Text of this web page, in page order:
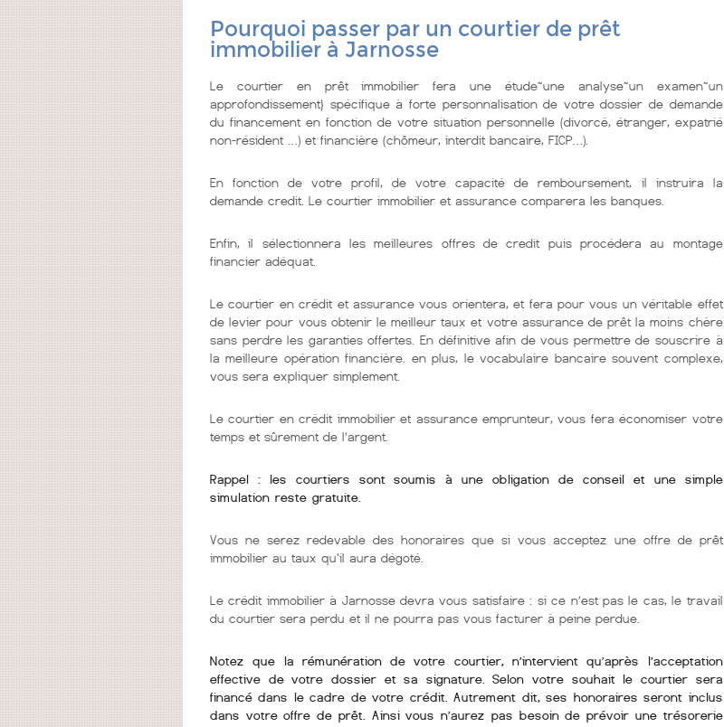
Pourquoi passer par un courtier de prêt
immobilier à Jarnosse
Le courtier en prêt immobilier fera une étude~une analyse~un examen~un
approfondissement} spécifique à forte personnalisation de votre dossier de demande
du financement en fonction de votre situation personnelle (divorcé, étranger, expatrié
non-résident …) et financière (chômeur, interdit bancaire, FICP…).
En fonction de votre profil, de votre capacité de remboursement, il instruira la
demande credit. Le courtier immobilier et assurance comparera les banques.
Enfin, il sélectionnera les meilleures offres de credit puis procédera au montage
financier adéquat.
Le courtier en crédit et assurance vous orientera, et fera pour vous un véritable effet
de levier pour vous obtenir le meilleur taux et votre assurance de prêt la moins chère
sans perdre les garanties offertes. En définitive afin de vous permettre de souscrire à
la meilleure opération financière. en plus, le vocabulaire bancaire souvent complexe,
vous sera expliquer simplement.
Le courtier en crédit immobilier et assurance emprunteur, vous fera économiser votre
temps et sûrement de l’argent.
Rappel : les courtiers sont soumis à une obligation de conseil et une simple
simulation reste gratuite.
Vous ne serez redevable des honoraires que si vous acceptez une offre de prêt
immobilier au taux qu'il aura dégoté.
Le crédit immobilier à Jarnosse devra vous satisfaire : si ce n’est pas le cas, le travail
du courtier sera perdu et il ne pourra pas vous facturer à peine perdue.
Notez que la rémunération de votre courtier, n’intervient qu’après l’acceptation
effective de votre dossier et sa signature. Selon votre souhait le courtier sera
financé dans le cadre de votre crédit. Autrement dit, ses honoraires seront inclus
dans votre offre de prêt. Ainsi vous n’aurez pas besoin de prévoir une trésorerie